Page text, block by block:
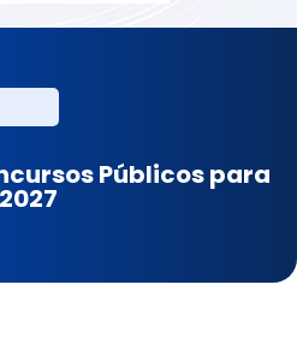
Públicos para
2027